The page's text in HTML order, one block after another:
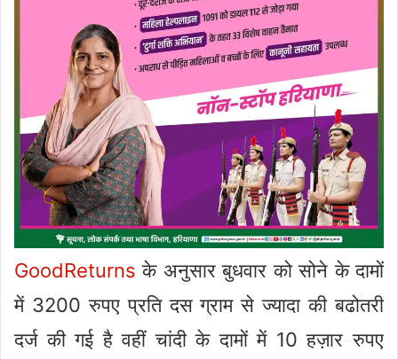
GoodReturns के अनुसार बुधवार को सोने के दामों
में 3200 रुपए प्रति दस ग्राम से ज्यादा की बढोतरी
दर्ज की गई है वहीं चांदी के दामों में 10 हज़ार रुपए